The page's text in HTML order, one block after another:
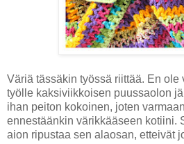
Väriä tässäkin työssä riittää. En ole
työlle kaksiviikkoisen puussaolon
ihan peiton kokoinen, joten
ennestäänkin värikkääseen kotiini.
aion ripustaa sen alaosan, etteivät